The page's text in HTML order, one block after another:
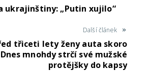
ukrajinštiny: „Putin xujilo“
Další článek
třiceti lety ženy auta skoro
mnohdy strčí své mužské
protějšky do kapsy